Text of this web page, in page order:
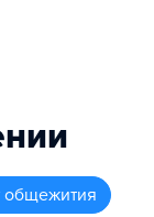
общежития